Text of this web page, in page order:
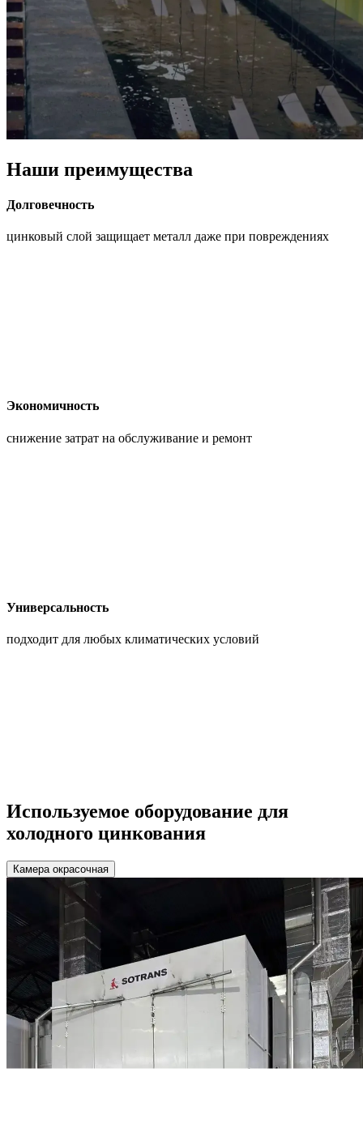
Наши преимущества
Долговечность
цинковый слой защищает металл даже при повреждениях
Экономичность
снижение затрат на обслуживание и ремонт
Универсальность
подходит для любых климатических условий
Используемое оборудование для
холодного цинкования
Камера окрасочная